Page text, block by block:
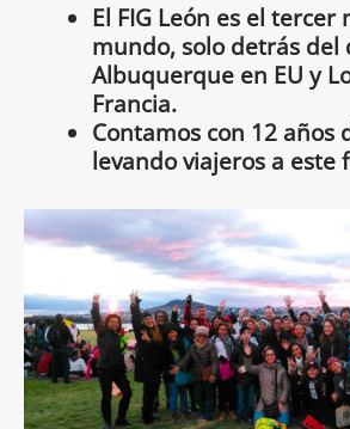
El FIG León es el tercer
mundo, solo detrás del
Albuquerque en EU y
Francia.
Contamos con 12 años
levando viajeros a este